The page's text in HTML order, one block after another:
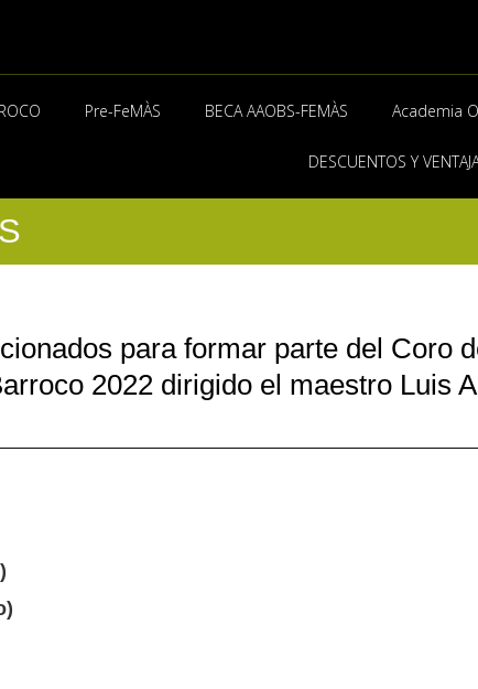
Pre-FeMÀS BECA AAOBS-FEMÀS Academia
DESCUENTOS Y
para formar parte del Coro
2022 dirigido el maestro Luis